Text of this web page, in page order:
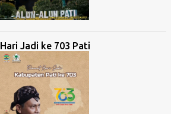
Hari Jadi ke 703 Pati